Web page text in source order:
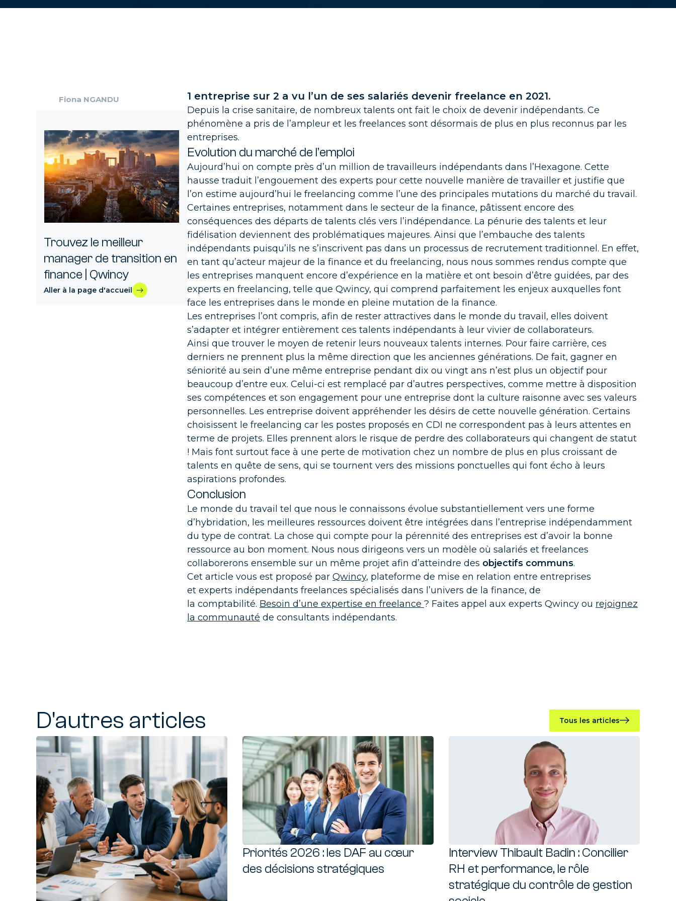
expérimenté dans votre secteur
Santé, Pharma
Trouvez des consultants qui ont l'expérience du secteur de la santé
et de la pharma
Luxe
Trouvez des consultants en finance issus de votre secteur afin de
bénéficier de leur expertise
Trouvez des consultants en finance ayant évolué dans le secteur de
l'industrie
Par métier
Contrôle de gestion - FP&A
De la planification à l'analyse en passant par leur expertise en BI, nos
consultants sont à votre disposition
Comptabilité
Professionnels clés de la direction financières, nos consultants
contribuent à la fiabilité de l'information financière
Trouvez votre consultant consolideur , expert en IFRS ou/et US GAAP
connaissant les principaux logiciels du marché
Transformation Finance
AMOA, PMO, Chef de projet, nos consultants sont là pour la réussite
de votre projet de transformation
Cinq questions que doivent se poser les
directions financières avant de lancer un projet IA
11 MAI CONSEILS
Fiona NGANDU
Trouvez le meilleur
manager de transition en
finance | Qwincy
Aller à la page d'accueil
1 entreprise sur 2 a vu l’un de ses salariés devenir freelance en 2021.
Depuis la crise sanitaire, de nombreux talents ont fait le choix de devenir indépendants. Ce
phénomène a pris de l’ampleur et les freelances sont désormais de plus en plus reconnus par les
entreprises.
Evolution du marché de l’emploi
Aujourd’hui on compte près d’un million de travailleurs indépendants dans l’Hexagone. Cette
hausse traduit l’engouement des experts pour cette nouvelle manière de travailler et justifie que
l’on estime aujourd’hui le freelancing comme l’une des principales mutations du marché du travail.
Certaines entreprises, notamment dans le secteur de la finance, pâtissent encore des
conséquences des départs de talents clés vers l’indépendance. La pénurie des talents et leur
fidélisation deviennent des problématiques majeures. Ainsi que l’embauche des talents
indépendants puisqu’ils ne s’inscrivent pas dans un processus de recrutement traditionnel. En effet,
en tant qu’acteur majeur de la finance et du freelancing, nous nous sommes rendus compte que
les entreprises manquent encore d’expérience en la matière et ont besoin d’être guidées, par des
experts en freelancing, telle que Qwincy, qui comprend parfaitement les enjeux auxquelles font
face les entreprises dans le monde en pleine mutation de la finance.
Les entreprises l’ont compris, afin de rester attractives dans le monde du travail, elles doivent
s’adapter et intégrer entièrement ces talents indépendants à leur vivier de collaborateurs.
Ainsi que trouver le moyen de retenir leurs nouveaux talents internes. Pour faire carrière, ces
derniers ne prennent plus la même direction que les anciennes générations. De fait, gagner en
séniorité au sein d’une même entreprise pendant dix ou vingt ans n’est plus un objectif pour
beaucoup d’entre eux. Celui-ci est remplacé par d’autres perspectives, comme mettre à disposition
ses compétences et son engagement pour une entreprise dont la culture raisonne avec ses valeurs
personnelles. Les entreprise doivent appréhender les désirs de cette nouvelle génération. Certains
choisissent le freelancing car les postes proposés en CDI ne correspondent pas à leurs attentes en
terme de projets. Elles prennent alors le risque de perdre des collaborateurs qui changent de statut
! Mais font surtout face à une perte de motivation chez un nombre de plus en plus croissant de
talents en quête de sens, qui se tournent vers des missions ponctuelles qui font écho à leurs
aspirations profondes.
Conclusion
Le monde du travail tel que nous le connaissons évolue substantiellement vers une forme
d’hybridation, les meilleures ressources doivent être intégrées dans l’entreprise indépendamment
du type de contrat. La chose qui compte pour la pérennité des entreprises est d’avoir la bonne
ressource au bon moment. Nous nous dirigeons vers un modèle où salariés et freelances
collaborerons ensemble sur un même projet afin d’atteindre des objectifs communs.
Cet article vous est proposé par Qwincy, plateforme de mise en relation entre entreprises
et experts indépendants freelances spécialisés dans l’univers de la finance, de
la comptabilité. Besoin d’une expertise en freelance ? Faites appel aux experts Qwincy ou rejoignez
la communauté de consultants indépendants.
D'autres articles Tous les articles
Priorités 2026 : les DAF au cœur
des décisions stratégiques
Interview Thibault Badin : Concilier
RH et performance, le rôle
stratégique du contrôle de gestion